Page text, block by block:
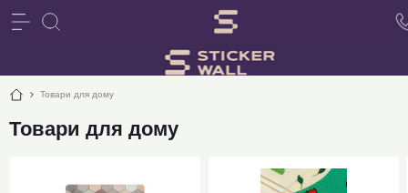
Товари для дому
Товари для дому